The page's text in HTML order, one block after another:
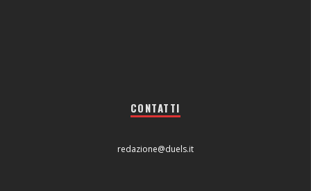
CONTATTI
redazione@duels.it